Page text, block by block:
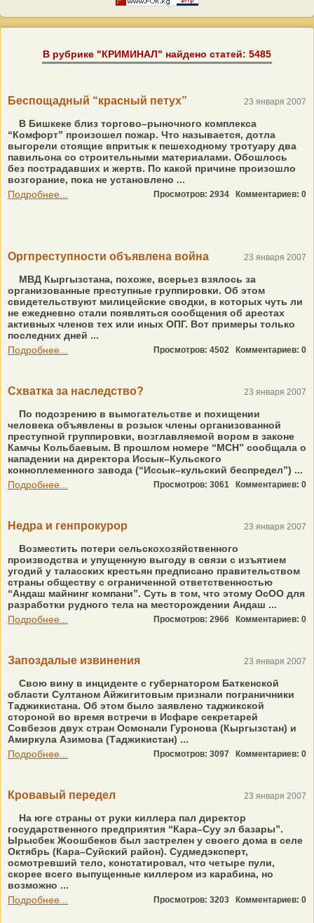
В рубрике "КРИМИНАЛ" найдено статей: 5485
Беспощадный “красный петух” 23 января 2007
В Бишкеке близ торгово–рыночного комплекса
“Комфорт” произошел пожар. Что называется, дотла
выгорели стоящие впритык к пешеходному тротуару два
павильона со строительными материалами. Обошлось
без пострадавших и жертв. По какой причине произошло
возгорание, пока не установлено ...
Подробнее...
Просмотров: 2934 Комментариев: 0
Оргпреступности объявлена война 23 января 2007
МВД Кыргызстана, похоже, всерьез взялось за
организованные преступные группировки. Об этом
свидетельствуют милицейские сводки, в которых чуть ли
не ежедневно стали появляться сообщения об арестах
активных членов тех или иных ОПГ. Вот примеры только
последних дней ...
Подробнее...
Просмотров: 4502 Комментариев: 0
Схватка за наследство? 23 января 2007
По подозрению в вымогательстве и похищении
человека объявлены в розыск члены организованной
преступной группировки, возглавляемой вором в законе
Камчы Кольбаевым. В прошлом номере “МСН” сообщала о
нападении на директора Иссык–Кульского
конноплеменного завода (“Иссык–кульский беспредел”) ...
Подробнее...
Просмотров: 3061 Комментариев: 0
Недра и генпрокурор 23 января 2007
Возместить потери сельскохозяйственного
производства и упущенную выгоду в связи с изъятием
угодий у таласских крестьян предписано правительством
страны обществу с ограниченной ответственностью
“Андаш майнинг компани”. Суть в том, что этому ОсОО для
разработки рудного тела на месторождении Андаш ...
Подробнее...
Просмотров: 2966 Комментариев: 0
Запоздалые извинения 23 января 2007
Свою вину в инциденте с губернатором Баткенской
области Султаном Айжигитовым признали пограничники
Таджикистана. Об этом было заявлено таджикской
стороной во время встречи в Исфаре секретарей
Совбезов двух стран Осмонали Гуронова (Кыргызстан) и
Амиркула Азимова (Таджикистан) ...
Подробнее...
Просмотров: 3097 Комментариев: 0
Кровавый передел 23 января 2007
На юге страны от руки киллера пал директор
государственного предприятия “Кара–Суу эл базары”.
Ырысбек Жоошбеков был застрелен у своего дома в селе
Октябрь (Кара–Суйский район). Судмедэксперт,
осмотревший тело, констатировал, что четыре пули,
скорее всего выпущенные киллером из карабина, но
возможно ...
Подробнее...
Просмотров: 3203 Комментариев: 0